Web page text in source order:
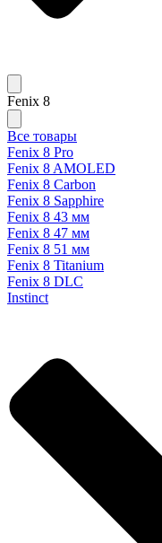
Fenix 8
Все товары
Fenix 8 Pro
Fenix 8 AMOLED
Fenix 8 Carbon
Fenix 8 Sapphire
Fenix 8 43 мм
Fenix 8 47 мм
Fenix 8 51 мм
Fenix 8 Titanium
Fenix 8 DLC
Instinct